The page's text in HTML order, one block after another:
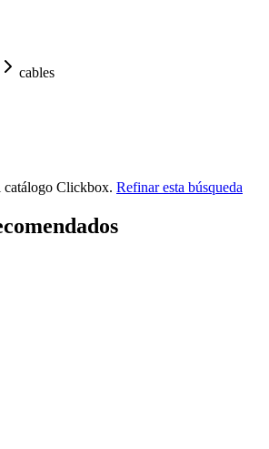
cables
catálogo Clickbox. Refinar esta búsqueda
s